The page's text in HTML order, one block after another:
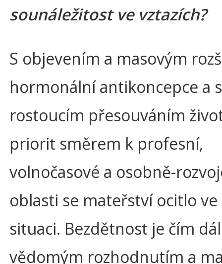
sounáležitost ve vztazích?
S objevením a masovým
hormonální antikoncepce a s
rostoucím přesouváním
priorit směrem k profesní,
volnočasové a osobně-
oblasti se mateřství ocitlo
situaci. Bezdětnost je čím
vědomým rozhodnutím a